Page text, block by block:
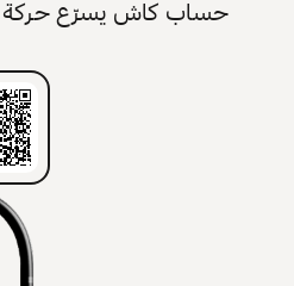
حساب كاش يسرّع حركة